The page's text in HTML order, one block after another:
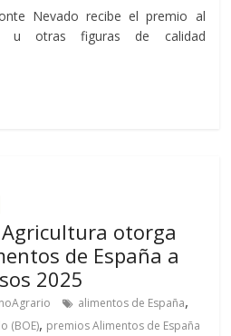
Nevado recibe el premio al
u otras figuras de calidad
otorga
de España a
2025
alimentos de España,
(BOE), premios Alimentos de España